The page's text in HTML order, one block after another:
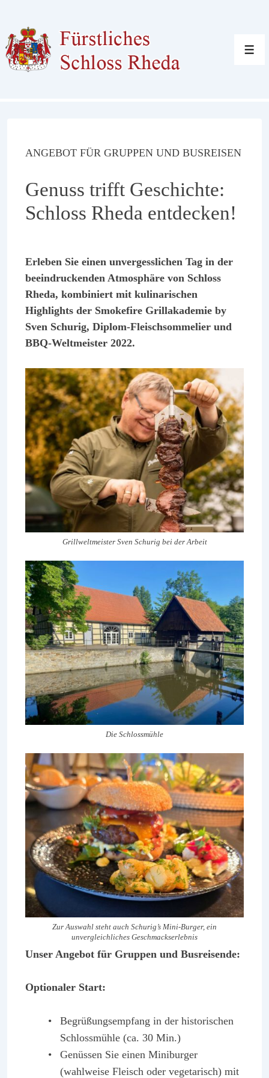
Inhalt
ANGEBOT FÜR GRUPPEN UND BUSREISEN
Genuss trifft Geschichte:
Schloss Rheda entdecken!
Erleben Sie einen unvergesslichen Tag in der
beeindruckenden Atmosphäre von Schloss
Rheda, kombiniert mit kulinarischen
Highlights der Smokefire Grillakademie by
Sven Schurig, Diplom-Fleischsommelier und
BBQ-Weltmeister 2022.
Grillweltmeister Sven Schurig bei der Arbeit
Die Schlossmühle
Zur Auswahl steht auch Schurig’s Mini-Burger, ein
unvergleichliches Geschmackserlebnis
Unser Angebot für Gruppen und Busreisende:
Optionaler Start:
Begrüßungsempfang in der historischen
Schlossmühle (ca. 30 Min.)
Genüssen Sie einen Miniburger
(wahlweise Fleisch oder vegetarisch) mit